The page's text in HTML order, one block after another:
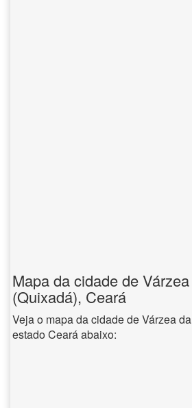
Mapa da cidade de
(Quixadá), Ceará
Veja o mapa da cidade de Várzea
estado Ceará abaixo: